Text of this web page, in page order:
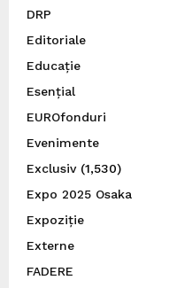
DRP
Editoriale
Educație
Esențial
EUROfonduri
Evenimente
Exclusiv(1,530)
Expo 2025 Osaka
Expoziție
Externe
FADERE